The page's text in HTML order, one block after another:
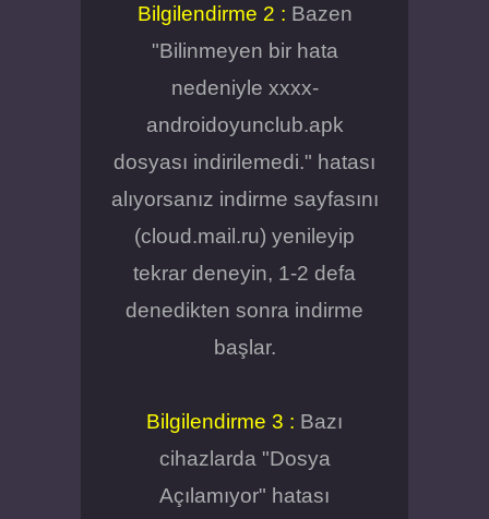
Bilgilendirme 2 : Bazen
"Bilinmeyen bir hata
nedeniyle xxxx-
androidoyunclub.apk
dosyası indirilemedi." hatası
alıyorsanız indirme sayfasını
(cloud.mail.ru) yenileyip
tekrar deneyin, 1-2 defa
denedikten sonra indirme
başlar.
Bilgilendirme 3 : Bazı
cihazlarda "Dosya
Açılamıyor" hatası